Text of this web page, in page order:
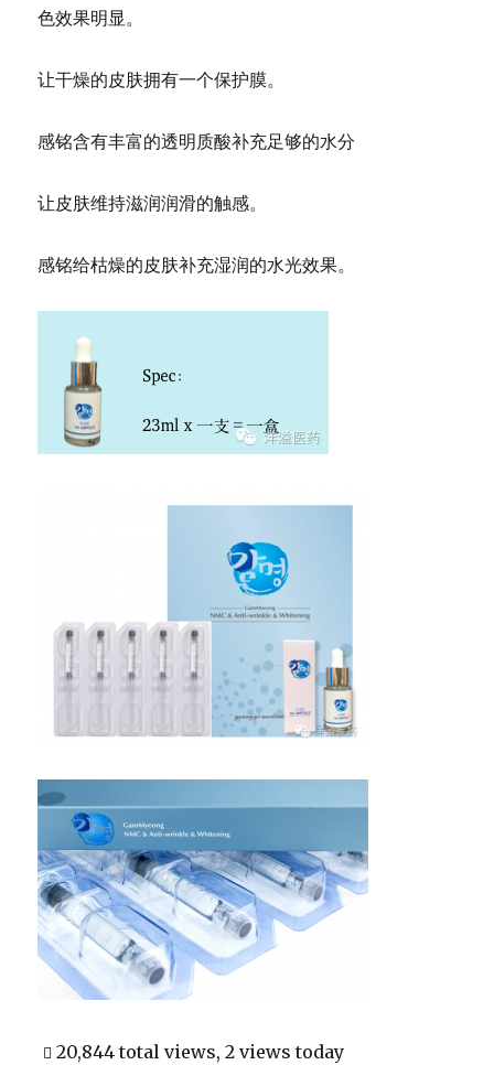
色效果明显。
让干燥的皮肤拥有一个保护膜。
感铭含有丰富的透明质酸补充足够的水分
让皮肤维持滋润润滑的触感。
感铭给枯燥的皮肤补充湿润的水光效果。
20,844 total views, 2 views today